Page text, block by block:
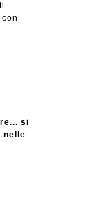
si
nelle